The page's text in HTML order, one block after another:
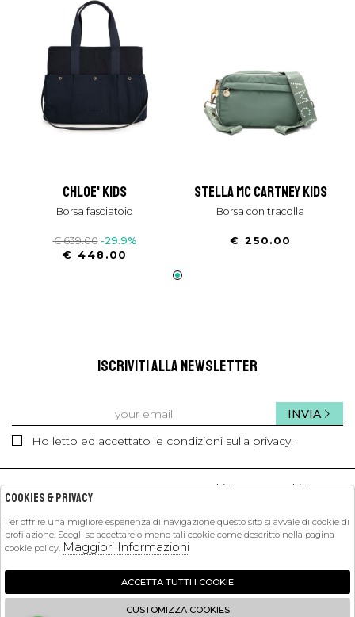
chloe' kids
borsa fasciatoio
€ 639.00 -29.9%
€ 448.00
stella mc cartney kids
borsa con tracolla
€ 250.00
ISCRIVITI ALLA NEWSLETTER
Ho letto ed accettato le condizioni sulla privacy.
INVIA
kids kids
PETIT PASHA
SHOPPING
EXTRA
Cookies & Privacy
Per offrire una migliore esperienza di navigazione questo sito si avvale di cookie di
profilazione. Scegli se accettare o meno tali cookie come descritto nella pagina
cookie policy. Maggiori Informazioni
ACCETTA TUTTI I COOKIE
CUSTOMIZZA COOKIES